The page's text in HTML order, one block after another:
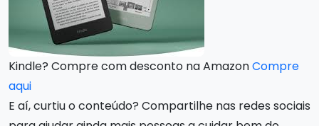
Kindle? Compre com desconto na AmazonCompre
aqui
E aí, curtiu o conteúdo? Compartilhe nas redes sociais